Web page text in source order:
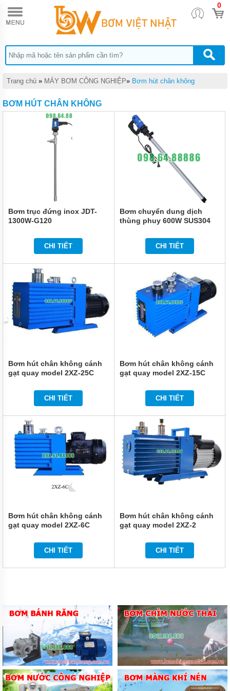
0
TRANG
CHỦ
BÁNH RĂNG
HEBEI
HENGSHENG
MÁY
RĂNG
PIUSI
RĂNG
FURNAN
VARISCO
MÁY
BƠM
BÁNH
RĂNG
NATION
PUMP -
BÁNH
RĂNG
MÁY
BÁNH
RĂNG
LOBE -
DONJOY
MÁY
2CY
MÁY
BƠM
BÁNH
RĂNG
SUNNY
Trang chủ » MÁY BƠM CÔNG NGHIỆP» Bơm hút chân không
BƠM HÚT CHÂN KHÔNG
Bơm trục đứng inox JDT-
1300W-G120
CHI TIẾT
Bơm chuyển dung dịch
thùng phuy 600W SUS304
CHI TIẾT
Bơm hút chân không cánh
gạt quay model 2XZ-25C
CHI TIẾT
Bơm hút chân không cánh
gạt quay model 2XZ-15C
CHI TIẾT
Bơm hút chân không cánh
gạt quay model 2XZ-6C
CHI TIẾT
Bơm hút chân không cánh
gạt quay model 2XZ-2
CHI TIẾT